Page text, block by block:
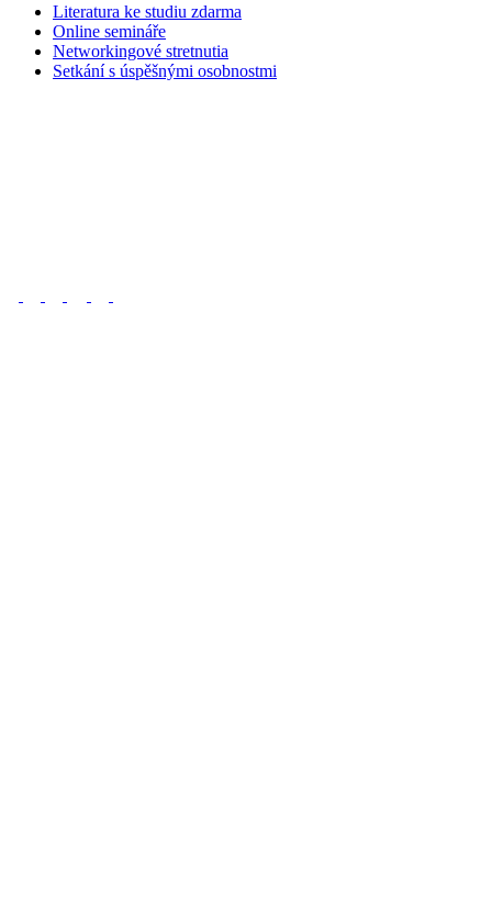
Literatura ke studiu zdarma
Online semináře
Networkingové stretnutia
Setkání s úspěšnými osobnostmi